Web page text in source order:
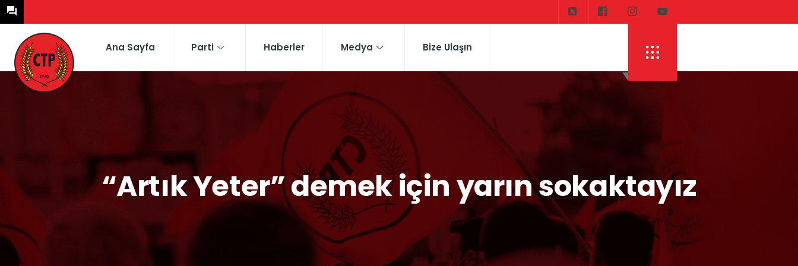
Ana Sayfa Parti Haberler Medya Bize Ulaşın
“Artık Yeter” demek için yarın sokaktayız